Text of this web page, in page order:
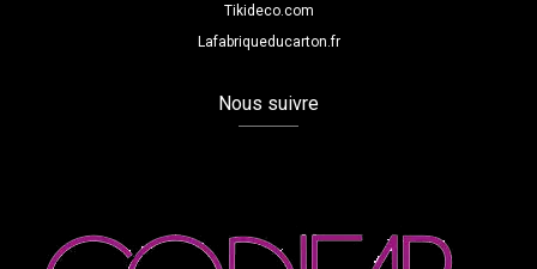
Tikideco.com
Lafabriqueducarton.fr
Nous suivre